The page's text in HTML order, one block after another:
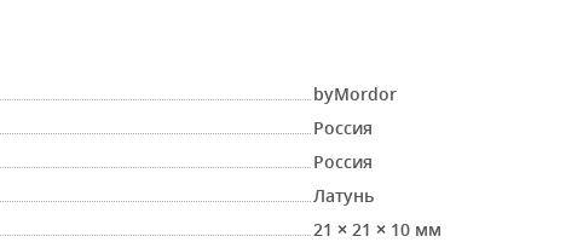
byMordor
Россия
Россия
Латунь
21 × 21 × 10 мм